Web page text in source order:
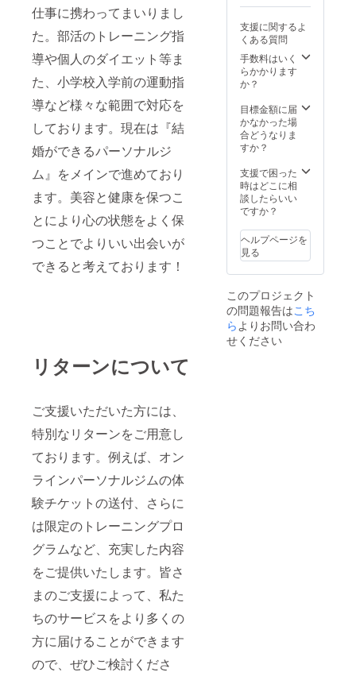
仕事に携わってまいりまし
た。部活のトレーニング指
導や個人のダイエット等ま
た、小学校入学前の運動指
導など様々な範囲で対応を
しております。現在は『結
婚ができるパーソナルジ
ム』をメインで進めており
ます。美容と健康を保つこ
とにより心の状態をよく保
つことでよりいい出会いが
できると考えております！
リターンについて
ご支援いただいた方には、
特別なリターンをご用意し
ております。例えば、オン
ラインパーソナルジムの体
験チケットの送付、さらに
は限定のトレーニングプロ
グラムなど、充実した内容
をご提供いたします。皆さ
まのご支援によって、私た
ちのサービスをより多くの
方に届けることができます
ので、ぜひご検討くださ
支援に関するよ
くある質問
手数料はいく
らかかります
か？
目標金額に届
かなかった場
合どうなりま
すか？
支援で困った
時はどこに相
談したらいい
ですか？
ヘルプページを
見る
このプロジェクト
の問題報告はこち
らよりお問い合わ
せください